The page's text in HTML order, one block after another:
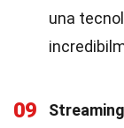
una
09